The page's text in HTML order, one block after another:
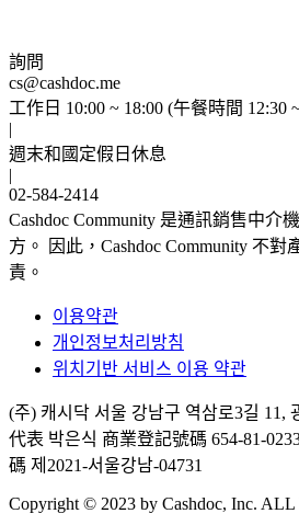
詢問
cs@cashdoc.me
工作日 10:00 ~ 18:00 (午餐時間 12:30
|
週末和國定假日休息
|
02-584-2414
Cashdoc Community 是通訊銷售中介
方。 因此，Cashdoc Community 不
責。
이용약관
개인정보처리방침
위치기반 서비스 이용 약관
(주) 캐시닥 서울 강남구 역삼로3길 11,
代表 박은식 商業登記號碼 654-81-
碼 제2021-서울강남-04731
Copyright © 2023 by Cashdoc, Inc. ALL